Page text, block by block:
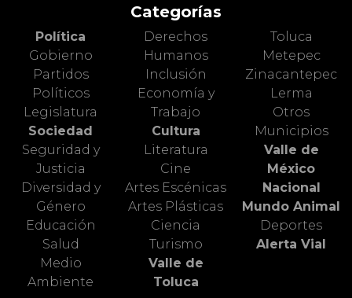
Categorías
Política
Gobierno
Partidos
Políticos
Legislatura
Sociedad
Seguridad y
Justicia
Diversidad y
Género
Educación
Salud
Medio
Ambiente
Derechos
Humanos
Inclusión
Economía y
Trabajo
Cultura
Literatura
Cine
Artes Escénicas
Artes Plásticas
Ciencia
Turismo
Valle de
Toluca
Toluca
Metepec
Zinacantepec
Lerma
Otros
Municipios
Valle de
México
Nacional
Mundo Animal
Deportes
Alerta Vial